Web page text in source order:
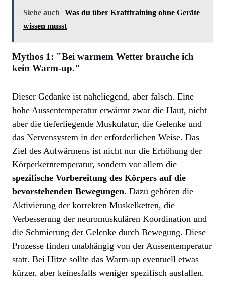
Siehe auch
Was du über Krafttraining ohne Geräte
wissen musst
Mythos 1: "Bei warmem Wetter brauche ich
kein Warm-up."
Dieser Gedanke ist naheliegend, aber falsch. Eine
hohe Aussentemperatur erwärmt zwar die Haut, nicht
aber die tieferliegende Muskulatur, die Gelenke und
das Nervensystem in der erforderlichen Weise. Das
Ziel des Aufwärmens ist nicht nur die Erhöhung der
Körperkerntemperatur, sondern vor allem die
spezifische Vorbereitung des Körpers auf die
bevorstehenden Bewegungen. Dazu gehören die
Aktivierung der korrekten Muskelketten, die
Verbesserung der neuromuskulären Koordination und
die Schmierung der Gelenke durch Bewegung. Diese
Prozesse finden unabhängig von der Aussentemperatur
statt. Bei Hitze sollte das Warm-up eventuell etwas
kürzer, aber keinesfalls weniger spezifisch ausfallen.